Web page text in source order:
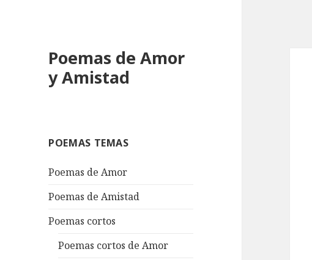
Poemas de Amor
y Amistad
POEMAS TEMAS
Poemas de Amor
Poemas de Amistad
Poemas cortos
Poemas cortos de Amor